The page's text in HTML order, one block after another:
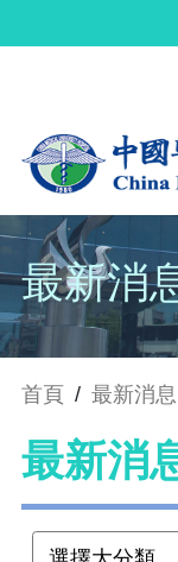
最新消
首頁 / 最新消息
最新消